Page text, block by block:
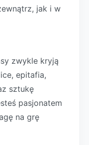
jak i w
zwykle kryją
epitafia,
sztukę
pasjonatem
na grę